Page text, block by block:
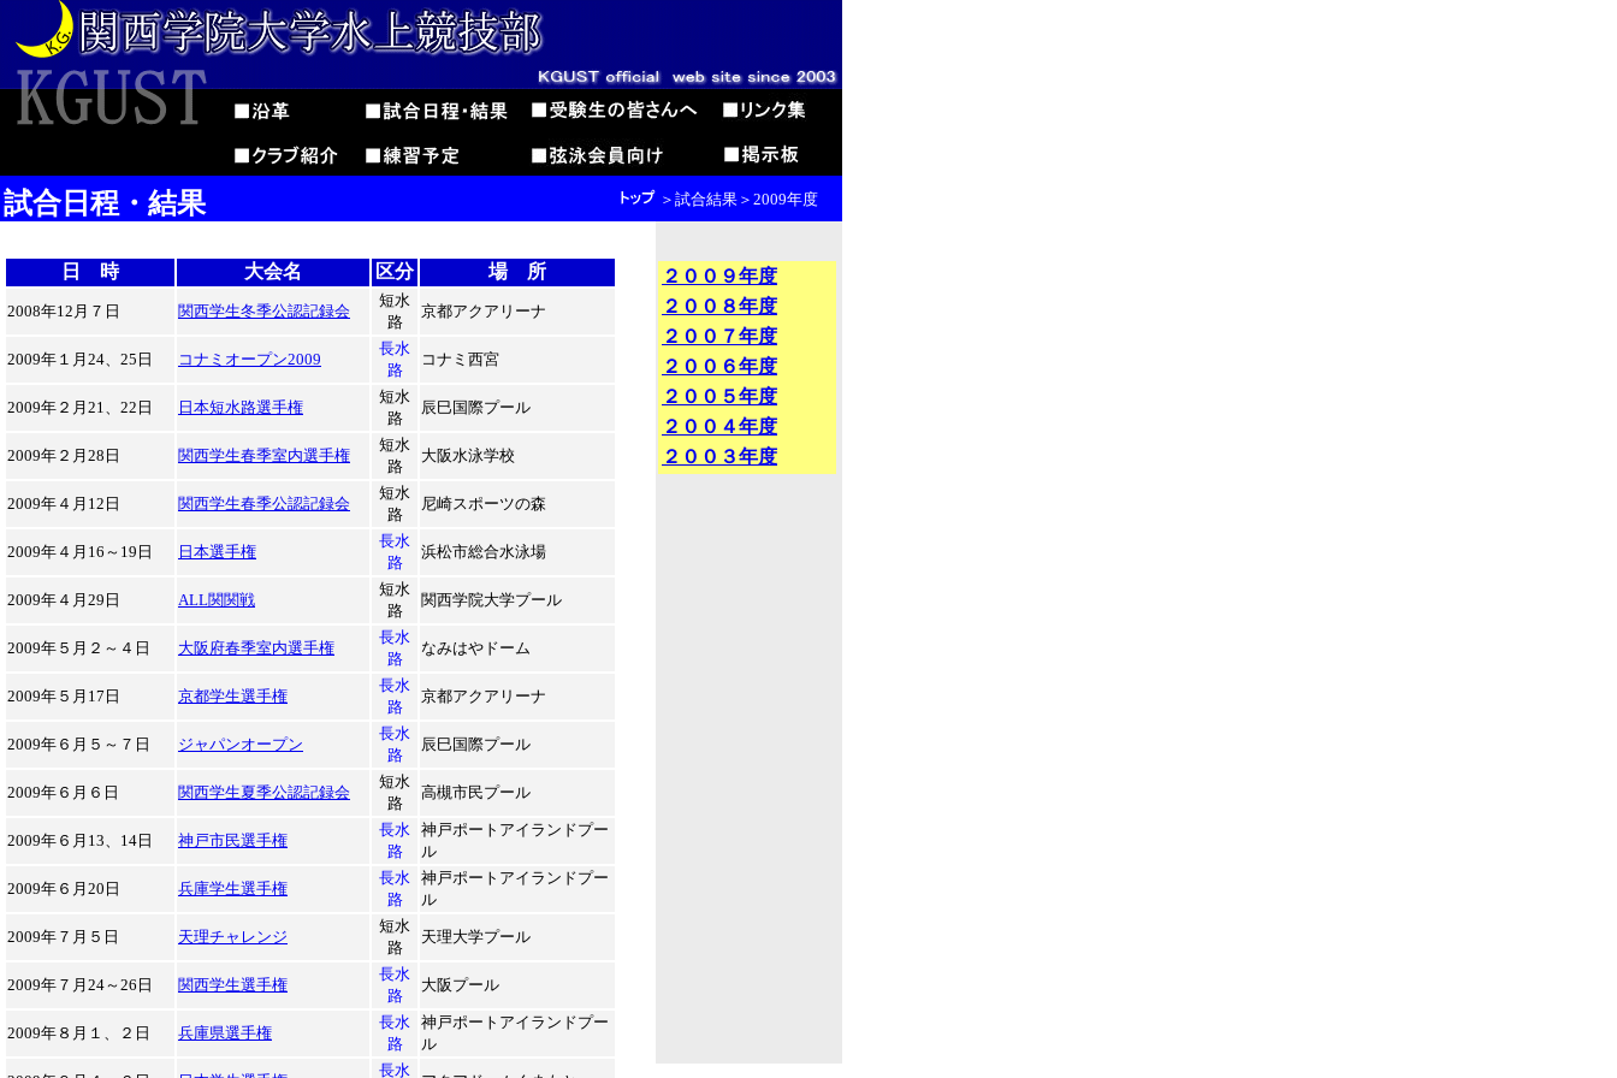
試合日程・結果 ＞試合結果＞2009年度
日 時 大会名 区分 場 所
2008年12月７日 関西学生冬季公認記録会
短水
路
京都アクアリーナ
2009年１月24、25日 コナミオープン2009
長水
路
コナミ西宮
2009年２月21、22日 日本短水路選手権
短水
路
辰巳国際プール
2009年２月28日 関西学生春季室内選手権
短水
路
大阪水泳学校
2009年４月12日 関西学生春季公認記録会
短水
路
尼崎スポーツの森
2009年４月16～19日 日本選手権
長水
路
浜松市総合水泳場
2009年４月29日 ALL関関戦
短水
路
関西学院大学プール
2009年５月２～４日 大阪府春季室内選手権
長水
路
なみはやドーム
2009年５月17日 京都学生選手権
長水
路
京都アクアリーナ
2009年６月５～７日 ジャパンオープン
長水
路
辰巳国際プール
2009年６月６日 関西学生夏季公認記録会
短水
路
高槻市民プール
2009年６月13、14日 神戸市民選手権
長水
路
神戸ポートアイランドプー
ル
2009年６月20日 兵庫学生選手権
長水
路
神戸ポートアイランドプー
ル
2009年７月５日 天理チャレンジ
短水
路
天理大学プール
2009年７月24～26日 関西学生選手権
長水
路
大阪プール
2009年８月１、２日 兵庫県選手権
長水
路
神戸ポートアイランドプー
ル
長水
２００９年度
２００８年度
２００７年度
２００６年度
２００５年度
２００４年度
２００３年度